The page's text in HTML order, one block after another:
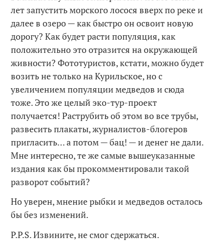
лет запустить морского лосося вверх по реке и
далее в озеро — как быстро он освоит новую
дорогу? Как будет расти популяция, как
положительно это отразится на окружающей
живности? Фототуристов, кстати, можно будет
возить не только на Курильское, но с
увеличением популяции медведов и сюда
тоже. Это же целый эко-тур-проект
получается! Раструбить об этом во все трубы,
развесить плакаты, журналистов-блогеров
пригласить… а потом — бац! — и денег не дали.
Мне интересно, те же самые вышеуказанные
издания как бы прокомментировали такой
разворот событий?
Но уверен, мнение рыбки и медведов осталось
бы без изменений.
P.P.S. Извините, не смог сдержаться.